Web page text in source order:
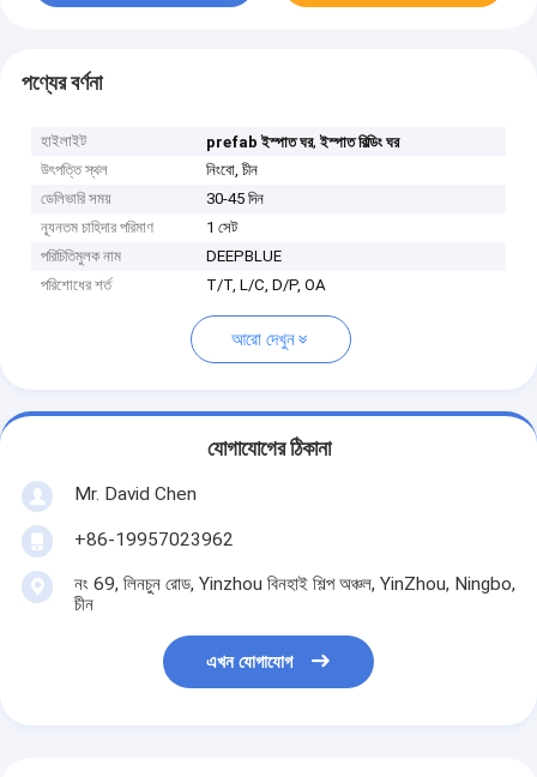
পণ্যের বর্ণনা
হাইলাইট prefab ইস্পাত ঘর,ইস্পাত বিল্ডিং ঘর
উৎপত্তি স্থল
নিংবো, চীন
ডেলিভারি সময়
30-45 দিন
ন্যূনতম চাহিদার পরিমাণ
1 সেট
পরিচিতিমুলক নাম
DEEPBLUE
পরিশোধের শর্ত
T/T, L/C, D/P, OA
আরো দেখুন
যোগাযোগের ঠিকানা
Mr. David Chen
+86-19957023962
নং 69, লিনচুন রোড, Yinzhou বিনহাই শিল্প অঞ্চল, YinZhou, Ningbo,
চীন
এখন যোগাযোগ